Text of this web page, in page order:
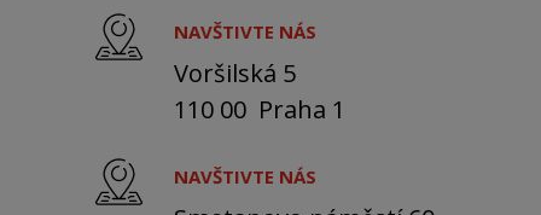
NAVŠTIVTE NÁS
Voršilská 5
110 00 Praha 1
NAVŠTIVTE NÁS